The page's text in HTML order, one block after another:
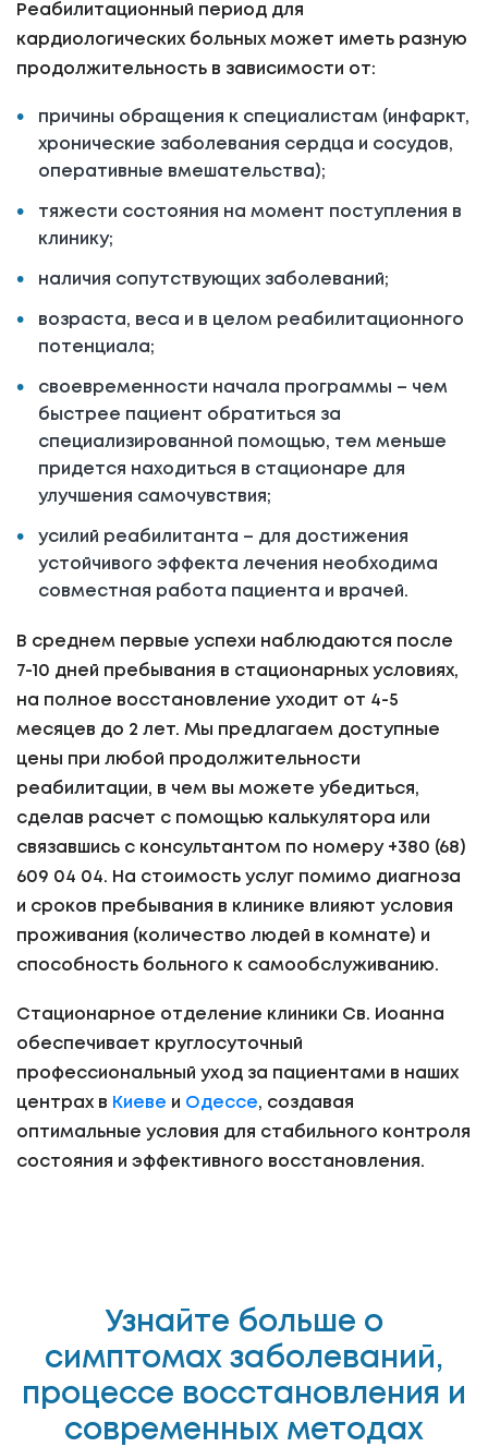
Реабилитационный период для
кардиологических больных может иметь разную
продолжительность в зависимости от:
причины обращения к специалистам (инфаркт,
хронические заболевания сердца и сосудов,
оперативные вмешательства);
тяжести состояния на момент поступления в
клинику;
наличия сопутствующих заболеваний;
возраста, веса и в целом реабилитационного
потенциала;
своевременности начала программы – чем
быстрее пациент обратиться за
специализированной помощью, тем меньше
придется находиться в стационаре для
улучшения самочувствия;
усилий реабилитанта – для достижения
устойчивого эффекта лечения необходима
совместная работа пациента и врачей.
В среднем первые успехи наблюдаются после
7-10 дней пребывания в стационарных условиях,
на полное восстановление уходит от 4-5
месяцев до 2 лет. Мы предлагаем доступные
цены при любой продолжительности
реабилитации, в чем вы можете убедиться,
сделав расчет с помощью калькулятора или
связавшись с консультантом по номеру +380 (68)
609 04 04. На стоимость услуг помимо диагноза
и сроков пребывания в клинике влияют условия
проживания (количество людей в комнате) и
способность больного к самообслуживанию.
Стационарное отделение клиники Св. Иоанна
обеспечивает круглосуточный
профессиональный уход за пациентами в наших
центрах в Киеве и Одессе, создавая
оптимальные условия для стабильного контроля
состояния и эффективного восстановления.
Узнайте больше о
симптомах заболеваний,
процессе восстановления и
современных методах